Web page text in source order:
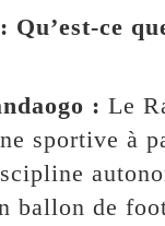
Qu’est-ce
: Le
sportive à
ballon de